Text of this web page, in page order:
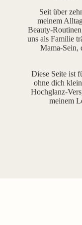
Seit über
meinem
Beauty-
uns als Familie
Mama-Sein,
Diese Seite ist
ohne dich
Hochglanz-
meinem